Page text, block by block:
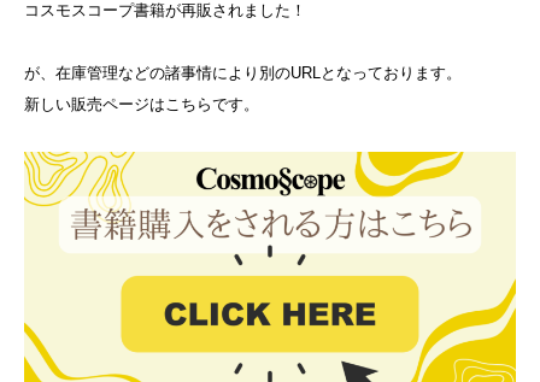
コスモスコープ書籍が再販されました！
が、在庫管理などの諸事情により別のURLとなっております。
新しい販売ページはこちらです。